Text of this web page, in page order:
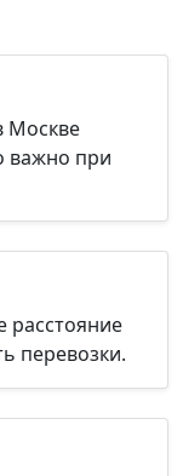
Москве
важно при
расстояние
перевозки.